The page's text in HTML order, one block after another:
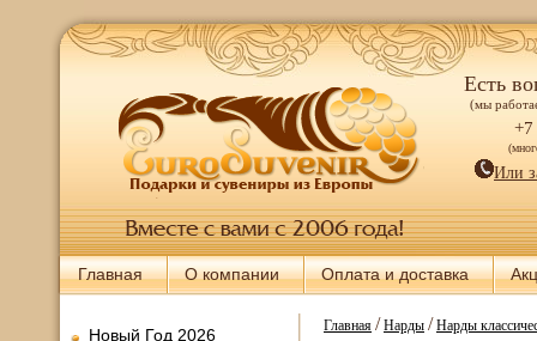
Есть
(мы
+7
Или
Главная О компании Оплата и доставка
Новый Год 2026
Главная/Нарды/Нарды